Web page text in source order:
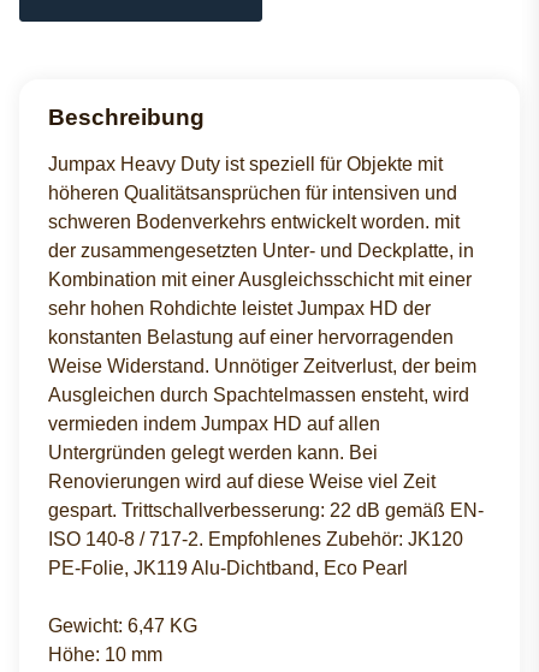
Beschreibung
Jumpax Heavy Duty ist speziell für Objekte mit
höheren Qualitätsansprüchen für intensiven und
schweren Bodenverkehrs entwickelt worden. mit
der zusammengesetzten Unter- und Deckplatte, in
Kombination mit einer Ausgleichsschicht mit einer
sehr hohen Rohdichte leistet Jumpax HD der
konstanten Belastung auf einer hervorragenden
Weise Widerstand. Unnötiger Zeitverlust, der beim
Ausgleichen durch Spachtelmassen ensteht, wird
vermieden indem Jumpax HD auf allen
Untergründen gelegt werden kann. Bei
Renovierungen wird auf diese Weise viel Zeit
gespart. Trittschallverbesserung: 22 dB gemäß EN-
ISO 140-8 / 717-2. Empfohlenes Zubehör: JK120
PE-Folie, JK119 Alu-Dichtband, Eco Pearl
Gewicht: 6,47 KG
Höhe: 10 mm